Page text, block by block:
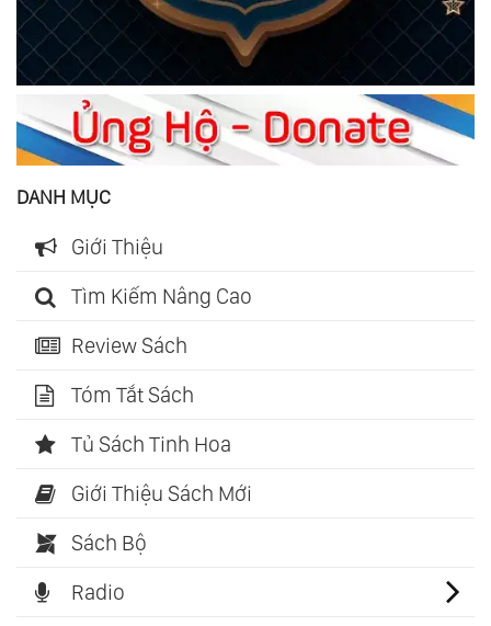
DANH MỤC
Giới Thiệu
Tìm Kiếm Nâng Cao
Review Sách
Tóm Tắt Sách
Tủ Sách Tinh Hoa
Giới Thiệu Sách Mới
Sách Bộ
Radio